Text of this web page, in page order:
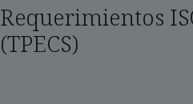
Requerimientos
(TPECS)